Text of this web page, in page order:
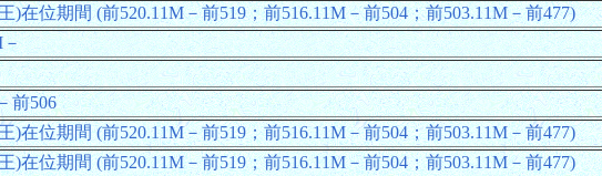
)在位期間 (前520.11M－前519；前516.11M－前504；前503.11M－前477)
－
前506
)在位期間 (前520.11M－前519；前516.11M－前504；前503.11M－前477)
)在位期間 (前520.11M－前519；前516.11M－前504；前503.11M－前477)